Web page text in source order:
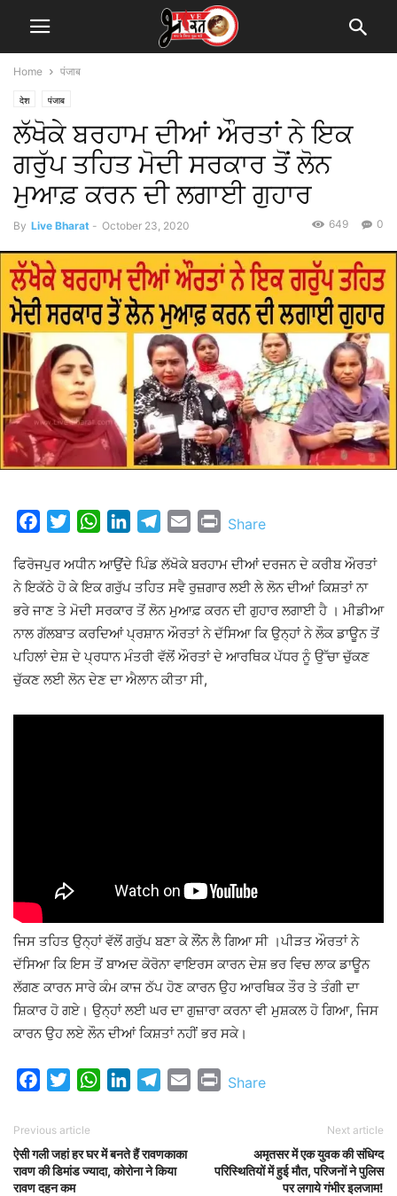
Home पंजाब
देश पंजाब
ਲੱਖੋਕੇ ਬਰਹਾਮ ਦੀਆਂ ਔਰਤਾਂ ਨੇ ਇਕ
ਗਰੁੱਪ ਤਹਿਤ ਮੋਦੀ ਸਰਕਾਰ ਤੋਂ ਲੋਨ
ਮੁਆਫ਼ ਕਰਨ ਦੀ ਲਗਾਈ ਗੁਹਾਰ
By Live Bharat - October 23, 2020 0
649
FacebookTwitterWhatsAppLinkedInTelegram
Email Print
Share
ਫਿਰੋਜਪੁਰ ਅਧੀਨ ਆਉਂਦੇ ਪਿੰਡ ਲੱਖੋਕੇ ਬਰਹਾਮ ਦੀਆਂ ਦਰਜਨ ਦੇ ਕਰੀਬ ਔਰਤਾਂ
ਨੇ ਇਕੱਠੇ ਹੋ ਕੇ ਇਕ ਗਰੁੱਪ ਤਹਿਤ ਸਵੈ ਰੁਜ਼ਗਾਰ ਲਈ ਲੇ ਲੋਨ ਦੀਆਂ ਕਿਸ਼ਤਾਂ ਨਾ
ਭਰੇ ਜਾਣ ਤੇ ਮੋਦੀ ਸਰਕਾਰ ਤੋਂ ਲੋਨ ਮੁਆਫ਼ ਕਰਨ ਦੀ ਗੁਹਾਰ ਲਗਾਈ ਹੈ । ਮੀਡੀਆ
ਨਾਲ ਗੱਲਬਾਤ ਕਰਦਿਆਂ ਪ੍ਰਸ਼ਾਨ ਔਰਤਾਂ ਨੇ ਦੱਸਿਆ ਕਿ ਉਨ੍ਹਾਂ ਨੇ ਲੌਕ ਡਾਊਨ ਤੋਂ
ਪਹਿਲਾਂ ਦੇਸ਼ ਦੇ ਪ੍ਰਧਾਨ ਮੰਤਰੀ ਵੱਲੋਂ ਔਰਤਾਂ ਦੇ ਆਰਥਿਕ ਪੱਧਰ ਨੂੰ ਉੱਚਾ ਚੁੱਕਣ
ਚੁੱਕਣ ਲਈ ਲੋਨ ਦੇਣ ਦਾ ਐਲਾਨ ਕੀਤਾ ਸੀ,
ਜਿਸ ਤਹਿਤ ਉਨ੍ਹਾਂ ਵੱਲੋਂ ਗਰੁੱਪ ਬਣਾ ਕੇ ਲੌਂਨ ਲੈ ਗਿਆ ਸੀ ।ਪੀੜਤ ਔਰਤਾਂ ਨੇ
ਦੱਸਿਆ ਕਿ ਇਸ ਤੋਂ ਬਾਅਦ ਕੋਰੋਨਾ ਵਾਇਰਸ ਕਾਰਨ ਦੇਸ਼ ਭਰ ਵਿਚ ਲਾਕ ਡਾਊਨ
ਲੱਗਣ ਕਾਰਨ ਸਾਰੇ ਕੰਮ ਕਾਜ ਠੱਪ ਹੋਣ ਕਾਰਨ ਉਹ ਆਰਥਿਕ ਤੌਰ ਤੇ ਤੰਗੀ ਦਾ
ਸ਼ਿਕਾਰ ਹੋ ਗਏ। ਉਨ੍ਹਾਂ ਲਈ ਘਰ ਦਾ ਗੁਜ਼ਾਰਾ ਕਰਨਾ ਵੀ ਮੁਸ਼ਕਲ ਹੋ ਗਿਆ, ਜਿਸ
ਕਾਰਨ ਉਹ ਲਏ ਲੌਨ ਦੀਆਂ ਕਿਸ਼ਤਾਂ ਨਹੀਂ ਭਰ ਸਕੇ।
FacebookTwitterWhatsAppLinkedInTelegram
Email Print
Share
Previous article
ऐसी गली जहां हर घर में बनते हैं रावणकाका
रावण की डिमांड ज्यादा, कोरोना ने किया
रावण दहन कम
Next article
अमृतसर में एक युवक की संधिग्द
परिस्थितियों में हुई मौत, परिजनों ने पुलिस
पर लगाये गंभीर इलजाम!